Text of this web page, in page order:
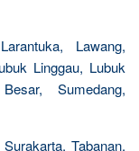
Lawang,
Linggau, Lubuk
Sumedang,
Tabanan,